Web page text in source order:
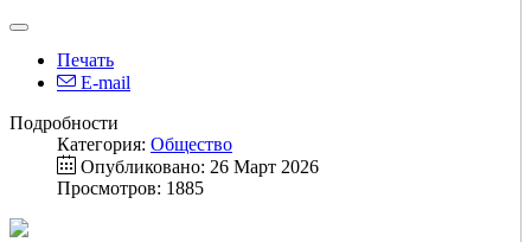
Печать
E-mail
Подробности
Категория: Общество
Опубликовано: 26 Март 2026
Просмотров: 1885